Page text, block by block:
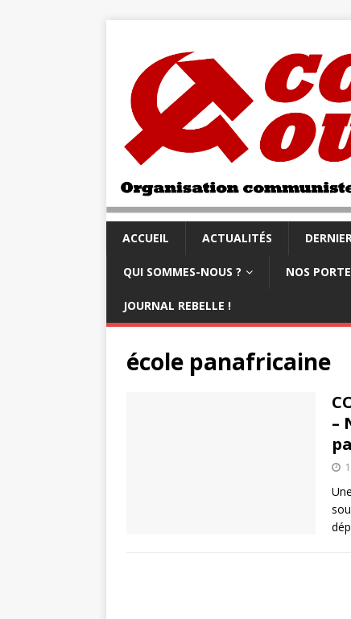
ACCUEIL ACTUALITÉS
QUI SOMMES-NOUS ? NOS
JOURNAL REBELLE !
école panafricaine
–